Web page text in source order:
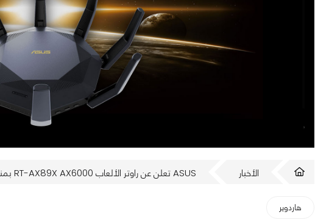
الأخبار ASUS تعلن عن راوتر الألعاب RT-AX89X AX6000 بمنافذ إتصال مزدوجه 10Gb E
هاردوير